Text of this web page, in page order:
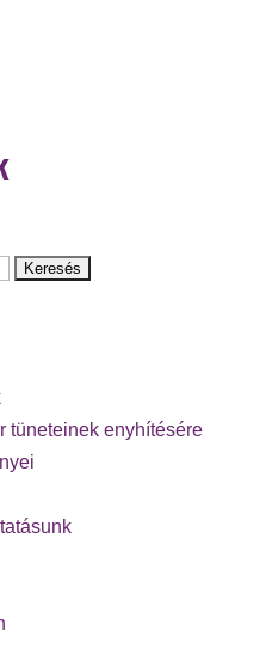
tüneteinek enyhítésére